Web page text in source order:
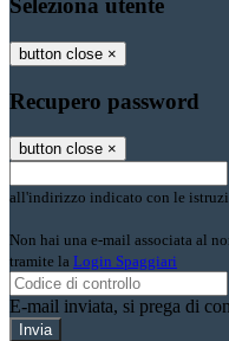
Seleziona utente
button close ×
Recupero password
button close ×
all'indirizzo indicato con le
Non hai una e-mail associata al
tramite la Login Spaggiari
E-mail inviata, si prega di